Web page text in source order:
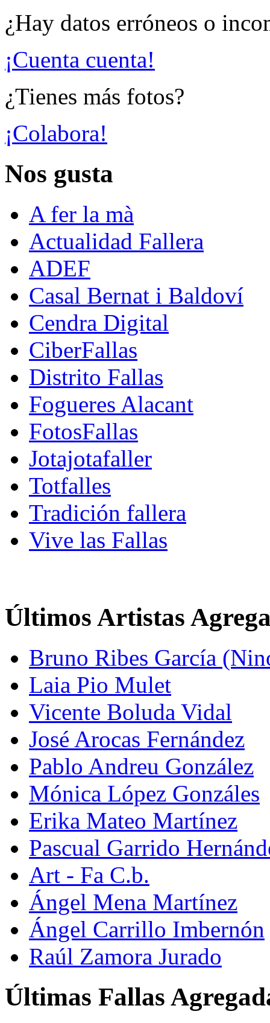
¿Hay datos erróneos o
¡Cuenta cuenta!
¿Tienes más fotos?
¡Colabora!
Nos gusta
A fer la mà
Actualidad Fallera
ADEF
Casal Bernat i Baldoví
Cendra Digital
CiberFallas
Distrito Fallas
Fogueres Alacant
FotosFallas
Jotajotafaller
Totfalles
Tradición fallera
Vive las Fallas
Últimos Artistas
Bruno Ribes García
Laia Pio Mulet
Vicente Boluda Vidal
José Arocas Fernández
Pablo Andreu González
Mónica López Gonzáles
Erika Mateo Martínez
Pascual Garrido
Art - Fa C.b.
Ángel Mena Martínez
Ángel Carrillo Imbernón
Raúl Zamora Jurado
Últimas Fallas